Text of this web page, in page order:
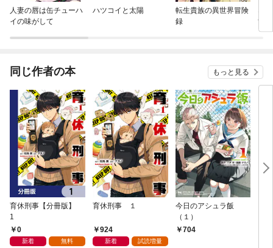
人妻の唇は缶チューハ
イの味がして
ハツコイと太陽
転生貴族の異世界冒険
録
な
す
同じ作者の本 もっと見る
育休刑事【分冊版】
1
0
新着 無料
育休刑事 １
924
新着 試読増量
今日のアシュラ飯
（１）
704